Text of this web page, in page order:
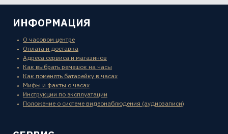
ИНФОРМАЦИЯ
О часовом центре
Оплата и доставка
Адреса сервиса и магазинов
Как выбрать ремешок на часы
Как поменять батарейку в часах
Мифы и факты о часах
Инструкции по эксплуатации
Положение о системе видеонаблюдения (аудиозаписи)